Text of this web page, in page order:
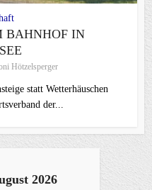
BAHNHOF IN
Hötzelsperger
statt Wetterhäuschen
der...
2026